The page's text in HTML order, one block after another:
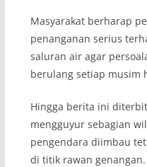
Masyarakat berharap
penanganan serius
saluran air agar
berulang setiap musim
Hingga berita ini
mengguyur sebagian
pengendara diimbau
di titik rawan genangan.